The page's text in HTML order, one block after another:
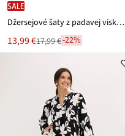
SALE
Džersejové šaty z padavej viskózy
Nová
cena
13,99 €
Zľava 17,99 €-22%